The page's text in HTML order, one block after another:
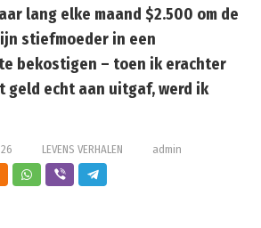
lang elke maand $2.500 om de
stiefmoeder in een
bekostigen – toen ik erachter
geld echt aan uitgaf, werd ik
LEVENS VERHALEN admin